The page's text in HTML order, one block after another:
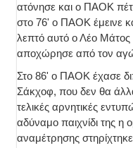
ατόνησε και ο ΠΑΟΚ
στο 76' ο ΠΑΟΚ έμεινε
λεπτό αυτό ο Λέο Μάτος
αποχώρησε από τον
Στο 86' ο ΠΑΟΚ έχασε
Σάκχοφ, που δεν θα
τελικές αρνητικές
αδύναμο παιχνίδι της η
αναμέτρησης